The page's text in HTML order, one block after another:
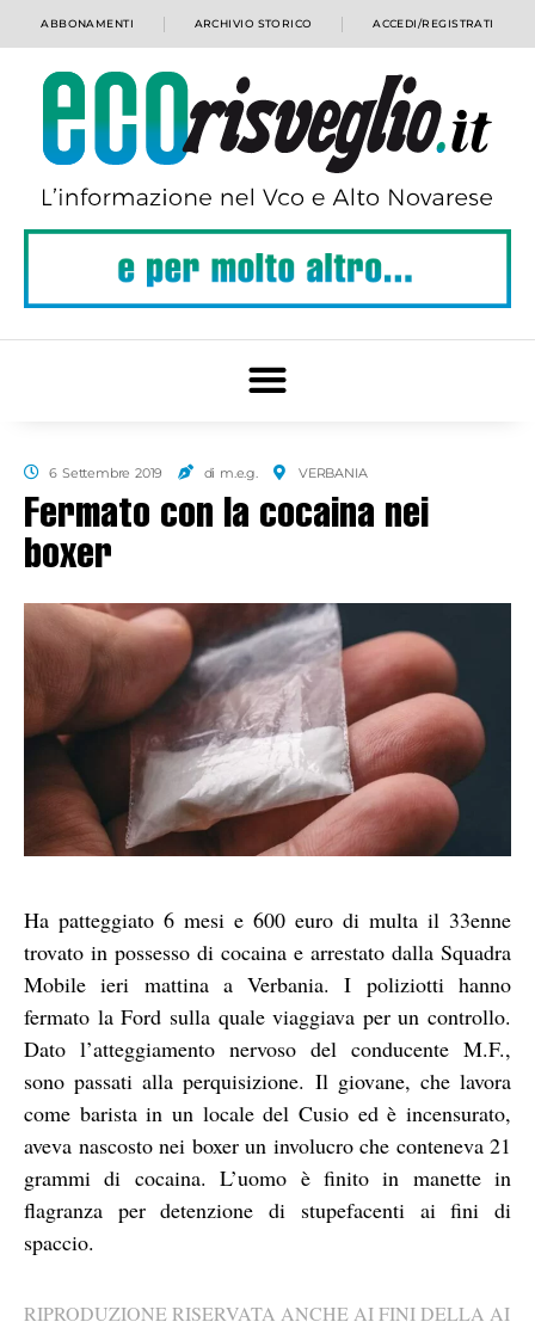
ABBONAMENTI ARCHIVIO STORICO ACCEDI/REGISTRATI
6 Settembre 2019 di m.e.g. VERBANIA
Fermato con la cocaina nei
boxer
Ha patteggiato 6 mesi e 600 euro di multa il 33enne
trovato in possesso di cocaina e arrestato dalla Squadra
Mobile ieri mattina a Verbania. I poliziotti hanno
fermato la Ford sulla quale viaggiava per un controllo.
Dato l’atteggiamento nervoso del conducente M.F.,
sono passati alla perquisizione. Il giovane, che lavora
come barista in un locale del Cusio ed è incensurato,
aveva nascosto nei boxer un involucro che conteneva 21
grammi di cocaina. L’uomo è finito in manette in
flagranza per detenzione di stupefacenti ai fini di
spaccio.
RIPRODUZIONE RISERVATA ANCHE AI FINI DELLA AI